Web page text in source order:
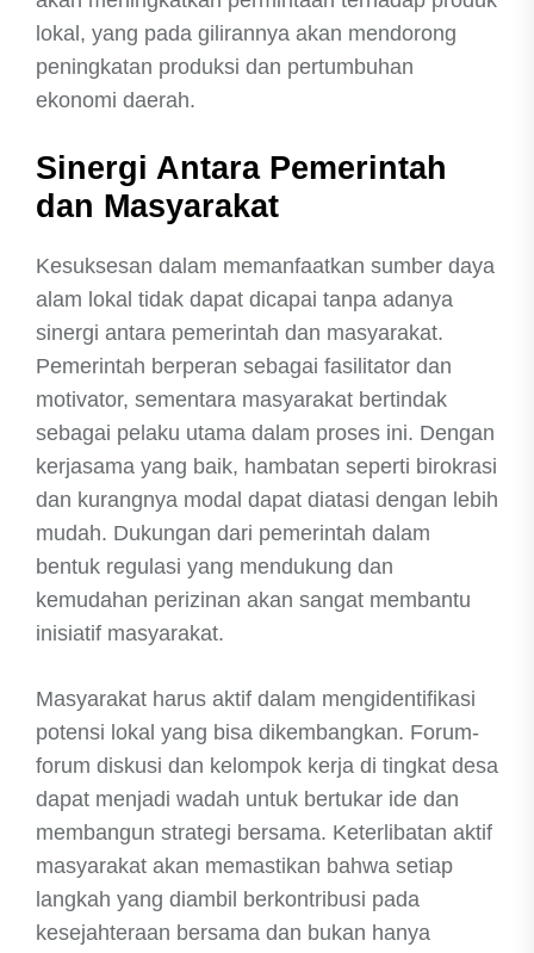
lokal, yang pada gilirannya akan mendorong
peningkatan produksi dan pertumbuhan
ekonomi daerah.
Sinergi Antara Pemerintah
dan Masyarakat
Kesuksesan dalam memanfaatkan sumber daya
alam lokal tidak dapat dicapai tanpa adanya
sinergi antara pemerintah dan masyarakat.
Pemerintah berperan sebagai fasilitator dan
motivator, sementara masyarakat bertindak
sebagai pelaku utama dalam proses ini. Dengan
kerjasama yang baik, hambatan seperti birokrasi
dan kurangnya modal dapat diatasi dengan lebih
mudah. Dukungan dari pemerintah dalam
bentuk regulasi yang mendukung dan
kemudahan perizinan akan sangat membantu
inisiatif masyarakat.
Masyarakat harus aktif dalam mengidentifikasi
potensi lokal yang bisa dikembangkan. Forum-
forum diskusi dan kelompok kerja di tingkat desa
dapat menjadi wadah untuk bertukar ide dan
membangun strategi bersama. Keterlibatan aktif
masyarakat akan memastikan bahwa setiap
langkah yang diambil berkontribusi pada
kesejahteraan bersama dan bukan hanya